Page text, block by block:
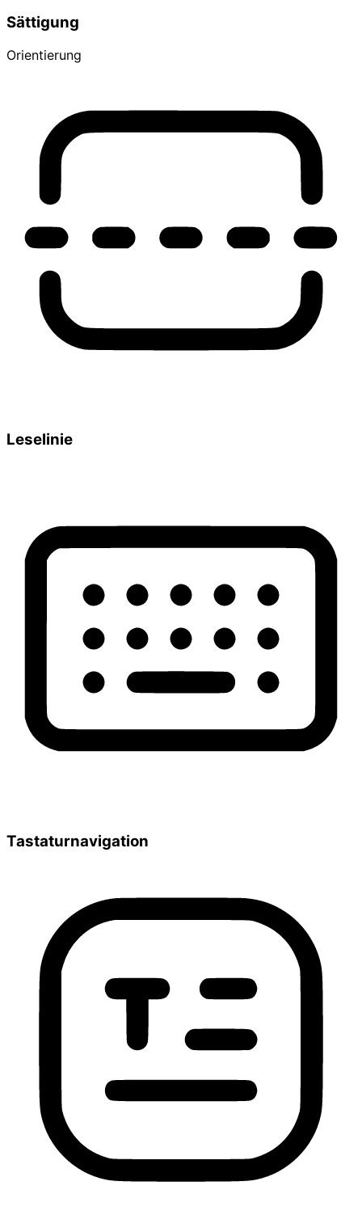
Sättigung
Orientierung
Leselinie
Tastaturnavigation